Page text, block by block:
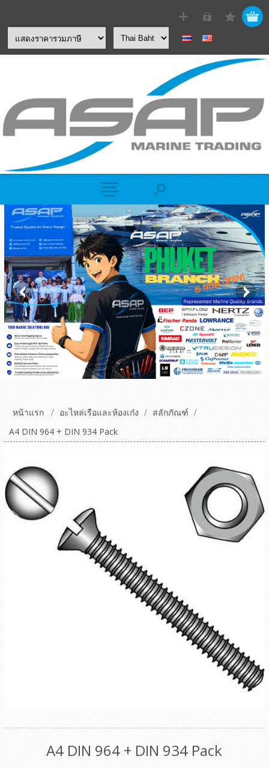
หน้าแรก / อะไหล่เรือและห้องเก๋ง / สลักภัณฑ์ /
A4 DIN 964 + DIN 934 Pack
A4 DIN 964 + DIN 934 Pack